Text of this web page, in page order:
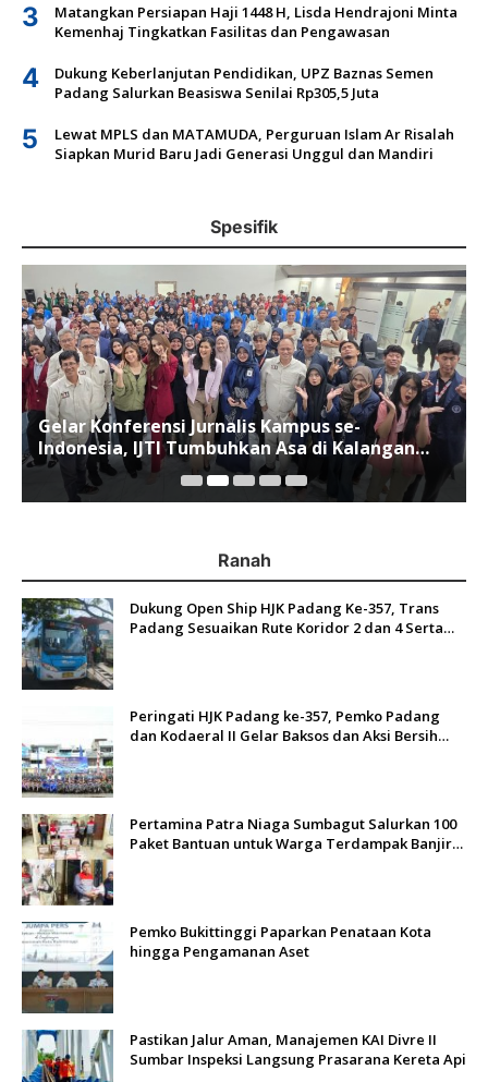
3
Matangkan Persiapan Haji 1448 H, Lisda Hendrajoni Minta
Kemenhaj Tingkatkan Fasilitas dan Pengawasan
4
Dukung Keberlanjutan Pendidikan, UPZ Baznas Semen
Padang Salurkan Beasiswa Senilai Rp305,5 Juta
5
Lewat MPLS dan MATAMUDA, Perguruan Islam Ar Risalah
Siapkan Murid Baru Jadi Generasi Unggul dan Mandiri
Spesifik
Gelar Konferensi Jurnalis Kampus se-
Indonesia, IJTI Tumbuhkan Asa di Kalangan
Jurnalis Muda di Era Disruspi Digital
Ranah
Dukung Open Ship HJK Padang Ke-357, Trans
Padang Sesuaikan Rute Koridor 2 dan 4 Serta
Peringati HJK Padang ke-357, Pemko Padang
dan Kodaeral II Gelar Baksos dan Aksi Bersih
Pertamina Patra Niaga Sumbagut Salurkan 100
Paket Bantuan untuk Warga Terdampak Banjir
Pemko Bukittinggi Paparkan Penataan Kota
hingga Pengamanan Aset
Pastikan Jalur Aman, Manajemen KAI Divre II
Sumbar Inspeksi Langsung Prasarana Kereta Api